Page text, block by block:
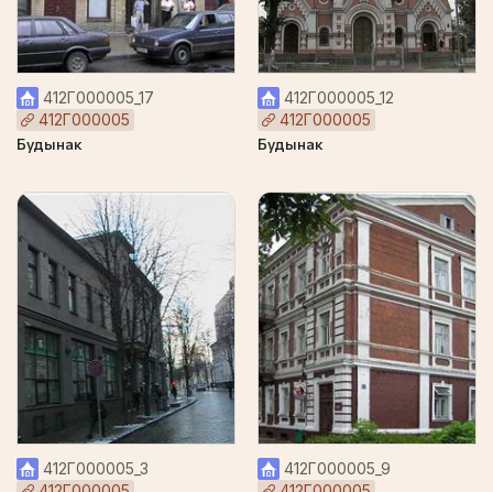
412Г000005_17
412Г000005
Будынак
412Г000005_3
412Г000005_12
412Г000005
Будынак
412Г000005_9